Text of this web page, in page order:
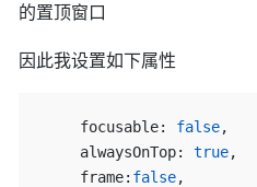
的置顶窗口
因此我设置如下属性
    focusable:
false,
    alwaysOnTop:
true,
    frame:
false,